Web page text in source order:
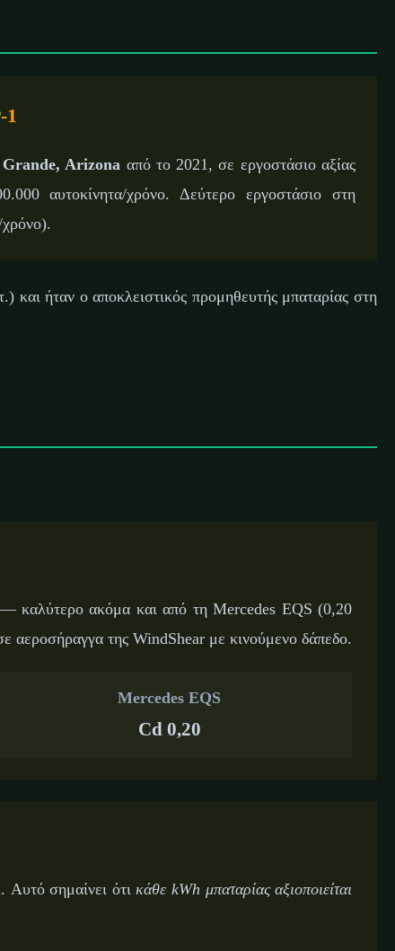
1
Grande, Arizona από το 2021, σε εργοστάσιο αξίας
αυτοκίνητα/χρόνο. Δεύτερο εργοστάσιο στη
και ήταν ο αποκλειστικός προμηθευτής μπαταρίας στη
καλύτερο ακόμα και από τη Mercedes EQS (0,20
αεροσήραγγα της WindShear με κινούμενο δάπεδο.
Mercedes EQS
Cd 0,20
σημαίνει ότι κάθε kWh μπαταρίας αξιοποιείται